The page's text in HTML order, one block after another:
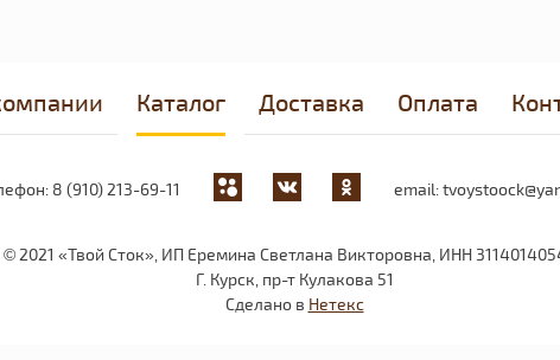
Каталог Доставка Оплата
8 (910) 213-69-11 email:
© 2021 «Твой Сток», ИП Еремина Светлана Викторовна, ИНН
Г. Курск, пр-т Кулакова 51
Сделано в Нетекс